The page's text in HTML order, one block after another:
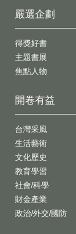
開卷有益
台灣采風
生活藝術
文化歷史
教育學習
社會/科學
財金產業
政治/外交/國防
嚴選企劃
得獎好書
主題書展
焦點人物